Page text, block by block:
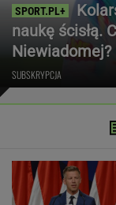
naukę ścisłą.
Niewiadomej?
SUBSKRYPCJA